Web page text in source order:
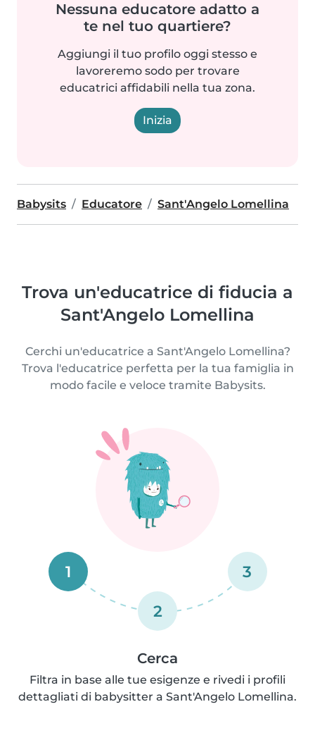
Nessuna educatore adatto a
te nel tuo quartiere?
Aggiungi il tuo profilo oggi stesso e
lavoreremo sodo per trovare
educatrici affidabili nella tua zona.
Inizia
Babysits Educatore Sant'Angelo Lomellina
Trova un'educatrice di fiducia a
Sant'Angelo Lomellina
Cerchi un'educatrice a Sant'Angelo Lomellina?
Trova l'educatrice perfetta per la tua famiglia in
modo facile e veloce tramite Babysits.
1
2
3
Cerca
Filtra in base alle tue esigenze e rivedi i profili
dettagliati di babysitter a Sant'Angelo Lomellina.